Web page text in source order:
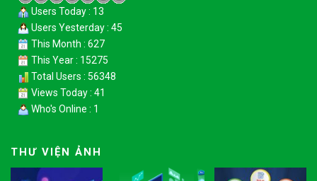
Users Today : 13
Users Yesterday : 45
This Month : 627
This Year : 15275
Total Users : 56348
Views Today : 41
Who's Online : 1
THƯ VIỆN ẢNH